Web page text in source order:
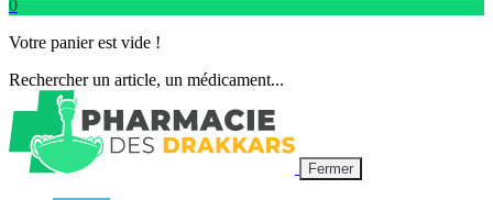
0
Votre panier est vide !
Rechercher un article, un médicament...
Fermer